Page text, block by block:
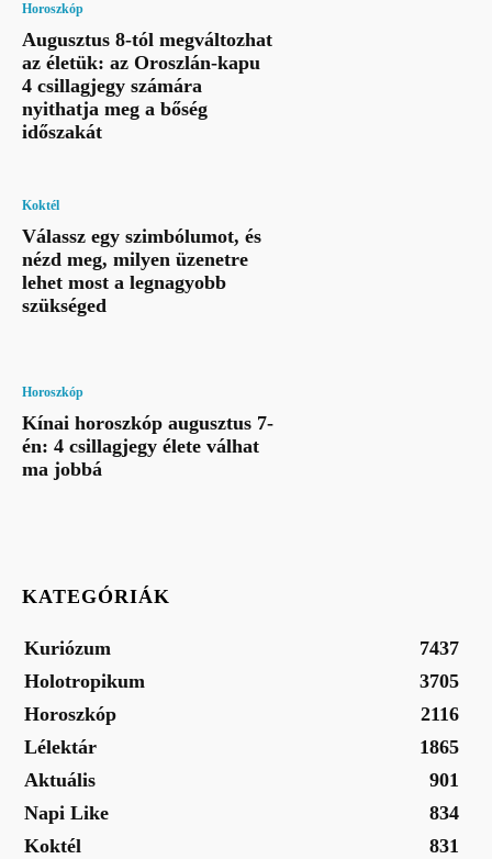
Horoszkóp
Augusztus 8-tól megváltozhat
az életük: az Oroszlán-kapu
4 csillagjegy számára
nyithatja meg a bőség
időszakát
Koktél
Válassz egy szimbólumot, és
nézd meg, milyen üzenetre
lehet most a legnagyobb
szükséged
Horoszkóp
Kínai horoszkóp augusztus 7-
én: 4 csillagjegy élete válhat
ma jobbá
KATEGÓRIÁK
Kuriózum
7437
Holotropikum
3705
Horoszkóp
2116
Lélektár
1865
Aktuális
901
Napi Like
834
Koktél
831